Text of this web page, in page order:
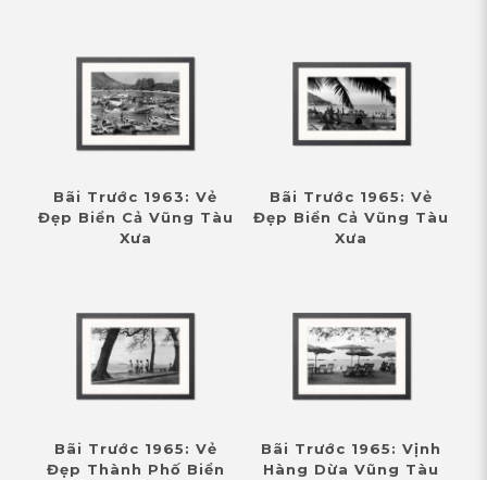
Bãi Trước 1963: Vẻ
Đẹp Biển Cả Vũng Tàu
Xưa
Bãi Trước 1965: Vẻ
Đẹp Biển Cả Vũng Tàu
Xưa
Bãi Trước 1965: Vẻ
Đẹp Thành Phố Biển
Bãi Trước 1965: Vịnh
Hàng Dừa Vũng Tàu